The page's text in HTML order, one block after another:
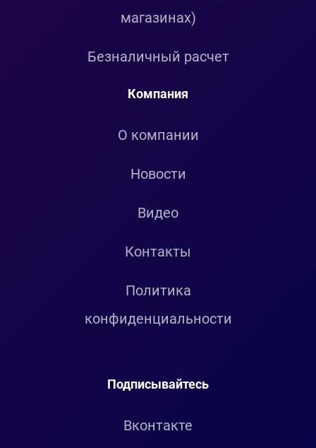
магазинах)
Безналичный расчет
Компания
О компании
Новости
Видео
Контакты
Политика
конфиденциальности
Подписывайтесь
Вконтакте